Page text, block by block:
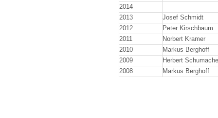
2014
2013
Josef Schmidt
2012
Peter Kirschbaum
2011
Norbert Kramer
2010
Markus Berghoff
2009
Herbert
2008
Markus Berghoff